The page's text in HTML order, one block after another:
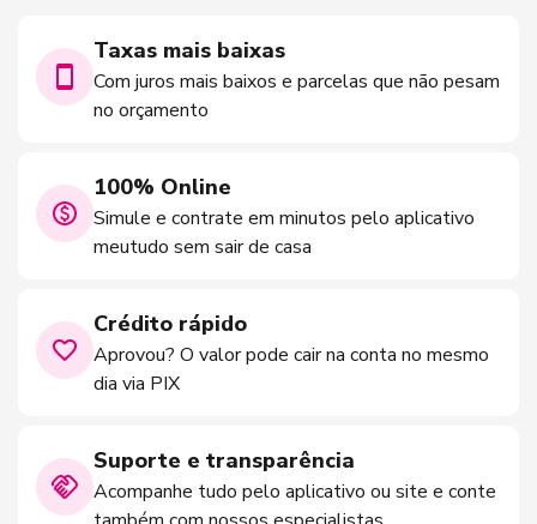
Taxas mais baixas
Com juros mais baixos e parcelas que não pesam
no orçamento
100% Online
Simule e contrate em minutos pelo aplicativo
meutudo sem sair de casa
Crédito rápido
Aprovou? O valor pode cair na conta no mesmo
dia via PIX
Suporte e transparência
Acompanhe tudo pelo aplicativo ou site e conte